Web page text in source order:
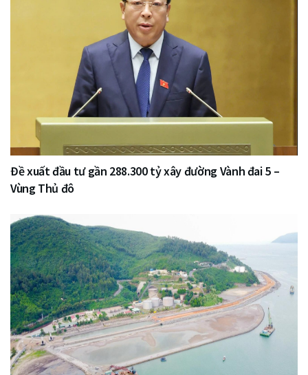
Đề xuất đầu tư gần 288.300 tỷ xây đường Vành đai 5 –
Vùng Thủ đô